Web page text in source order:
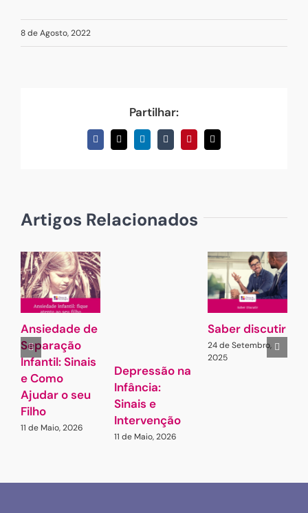
8 de Agosto, 2022
Partilhar:
Facebook
X LinkedInTumblrPinterestEmail
(necessário
Artigos Relacionados
Ansiedade de
Separação
Infantil: Sinais
e Como
Ajudar o seu
Filho
11 de Maio, 2026
Depressão na
Infância:
Sinais e
Intervenção
11 de Maio, 2026
Saber discutir
24 de Setembro,
2025